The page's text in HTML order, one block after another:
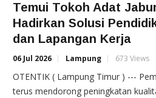
Temui Tokoh Adat
Hadirkan Solusi
dan Lapangan Kerja
06 Jul 2026 Lampung 673 Views
OTENTIK ( Lampung Timur ) ---
terus mendorong peningkatan